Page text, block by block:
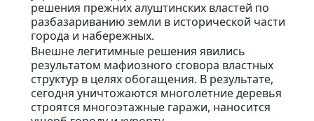
решения прежних алуштинских властей по
разбазариванию земли в исторической части
города и набережных.
Внешне легитимные решения явились
результатом мафиозного сговора властных
структур в целях обогащения. В результате,
сегодня уничтожаются многолетние деревья
строятся многоэтажные гаражи, наносится